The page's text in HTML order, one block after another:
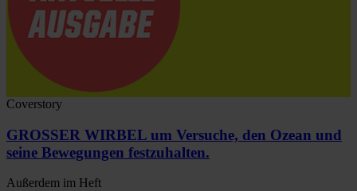
Coverstory
GROSSER WIRBEL um Versuche, den Ozean und
seine Bewegungen festzuhalten.
Außerdem im Heft